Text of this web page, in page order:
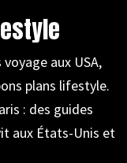
aux USA,
plans lifestyle.
: des guides
aux États-Unis et